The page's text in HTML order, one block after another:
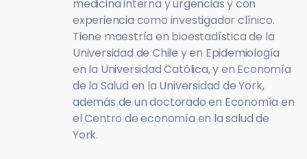
medicina interna y urgencias y con
experiencia como investigador clínico.
Tiene maestría en bioestadística de la
Universidad de Chile y en Epidemiología
en la Universidad Católica, y en Economía
de la Salud en la Universidad de York,
además de un doctorado en Economía en
el Centro de economía en la salud de
York.